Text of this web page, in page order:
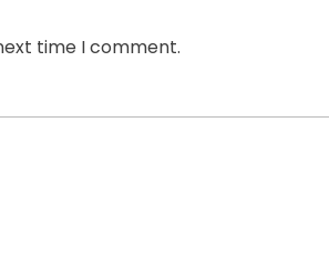
time I comment.